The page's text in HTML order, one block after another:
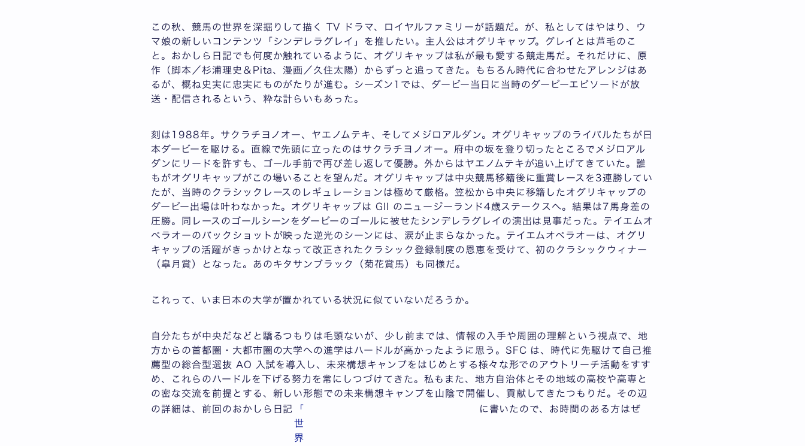
この秋、競馬の世界を深掘りして描く TV ドラマ、ロイヤルファミリーが話題だ。が、私としてはやはり、ウ
マ娘の新しいコンテンツ「シンデレラグレイ」を推したい。主人公はオグリキャップ。グレイとは芦毛のこ
と。おかしら日記でも何度か触れているように、オグリキャップは私が最も愛する競走馬だ。それだけに、原
作（脚本／杉浦理史＆Pita、漫画／久住太陽）からずっと追ってきた。もちろん時代に合わせたアレンジはあ
るが、概ね史実に忠実にものがたりが進む。シーズン1では、ダービー当日に当時のダービーエピソードが放
送・配信されるという、粋な計らいもあった。
刻は1988年。サクラチヨノオー、ヤエノムテキ、そしてメジロアルダン。オグリキャップのライバルたちが日
本ダービーを駆ける。直線で先頭に立ったのはサクラチヨノオー。府中の坂を登り切ったところでメジロアル
ダンにリードを許すも、ゴール手前で再び差し返して優勝。外からはヤエノムテキが追い上げてきていた。誰
もがオグリキャップがこの場いることを望んだ。オグリキャップは中央競馬移籍後に重賞レースを3連勝してい
たが、当時のクラシックレースのレギュレーションは極めて厳格。笠松から中央に移籍したオグリキャップの
ダービー出場は叶わなかった。オグリキャップは GII のニュージーランド4歳ステークスへ。結果は7馬身差の
圧勝。同レースのゴールシーンをダービーのゴールに被せたシンデレラグレイの演出は見事だった。テイエムオ
ペラオーのバックショットが映った逆光のシーンには、涙が止まらなかった。テイエムオペラオーは、オグリ
キャップの活躍がきっかけとなって改正されたクラシック登録制度の恩恵を受けて、初のクラシックウィナー
（皐月賞）となった。あのキタサンブラック（菊花賞馬）も同様だ。
これって、いま日本の大学が置かれている状況に似ていないだろうか。
自分たちが中央だなどと驕るつもりは毛頭ないが、少し前までは、情報の入手や周囲の理解という視点で、地
方からの首都圏・大都市圏の大学への進学はハードルが高かったように思う。SFC は、時代に先駆けて自己推
薦型の総合型選抜 AO 入試を導入し、未来構想キャンプをはじめとする様々な形でのアウトリーチ活動をすす
め、これらのハードルを下げる努力を常にしつづけてきた。私もまた、地方自治体とその地域の高校や高専と
の密な交流を前提とする、新しい形態での未来構想キャンプを山陰で開催し、貢献してきたつもりだ。その辺
の詳細は、前回のおかしら日記
「
世
界
に書いたので、お時間のある方はぜ